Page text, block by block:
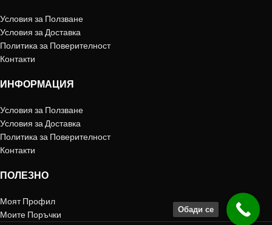
Условия за Ползване
Условия за Доставка
Политика за Поверителност
Контакти
ИНФОРМАЦИЯ
Условия за Ползване
Условия за Доставка
Политика за Поверителност
Контакти
ПОЛЕЗНО
Моят Профил
Моите Поръчки
Обади се